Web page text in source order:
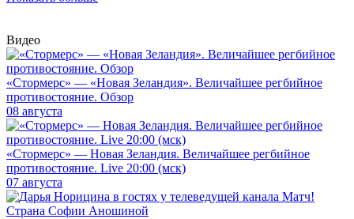
Видео
«Стормерс» — «Новая Зеландия». Величайшее регбийное
противостояние. Обзор
08 августа
«Стормерс» — Новая Зеландия. Величайшее регбийное
противостояние. Live 20:00 (мск)
07 августа